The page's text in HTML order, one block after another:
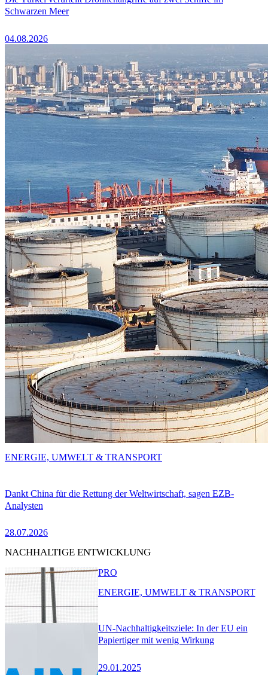
Schwarzen Meer
04.08.2026
Dankt China für die Rettung der Weltwirtschaft, sagen EZB-
Analysten
28.07.2026
ENERGIE, UMWELT & TRANSPORT
NACHHALTIGE ENTWICKLUNG
UN-Nachhaltigkeitsziele: In der EU ein
Papiertiger mit wenig Wirkung
29.01.2025
PRO
ENERGIE, UMWELT & TRANSPORT